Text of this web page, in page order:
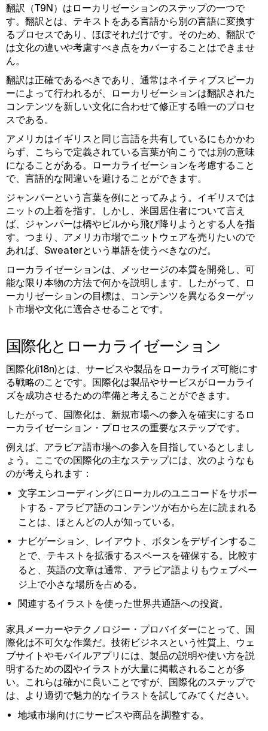
翻訳（T9N）はローカリゼーションのステップの一つで
す。翻訳とは、テキストをある言語から別の言語に変換す
るプロセスであり、ほぼそれだけです。そのため、翻訳で
は文化の違いや考慮すべき点をカバーすることはできませ
ん。
翻訳は正確であるべきであり、通常はネイティブスピーカ
ーによって行われるが、ローカリゼーションは翻訳された
コンテンツを新しい文化に合わせて修正する唯一のプロセ
スである。
アメリカはイギリスと同じ言語を共有しているにもかかわ
らず、こちらで定義されている言葉が向こうでは別の意味
になることがある。ローカライゼーションを考慮すること
で、言語的な間違いを避けることができます。
ジャンパーという言葉を例にとってみよう。イギリスでは
ニットの上着を指す。しかし、米国居住者について言え
ば、ジャンパーは橋やビルから飛び降りようとする人を指
す。つまり、アメリカ市場でニットウェアを売りたいので
あれば、Sweaterという単語を使うべきなのだ。
ローカライゼーションは、メッセージの本質を開発し、可
能な限り本物の方法で何かを説明します。したがって、ロ
ーカリゼーションの目標は、コンテンツを異なるターゲッ
ト市場や文化に適合させることです。
国際化とローカライゼーション
国際化(i18n)とは、サービスや製品をローカライズ可能にす
る戦略のことです。国際化は製品やサービスがローカライ
ズを成功させるための準備と考えることができます。
したがって、国際化は、新規市場への参入を確実にするロ
ーカライゼーション・プロセスの重要なステップです。
例えば、アラビア語市場への参入を目指しているとしまし
ょう。ここでの国際化の主なステップには、次のようなも
のが考えられます：
文字エンコーディングにローカルのユニコードをサポー
トする - アラビア語のコンテンツが右から左に読まれる
ことは、ほとんどの人が知っている。
ナビゲーション、レイアウト、ボタンをデザインするこ
とで、テキストを拡張するスペースを確保する。比較す
ると、英語の文章は通常、アラビア語よりもウェブペー
ジ上で小さな場所を占める。
関連するイラストを使った世界共通語への投資。
家具メーカーやテクノロジー・プロバイダーにとって、国
際化は不可欠な作業だ。技術ビジネスという性質上、ウェ
ブサイトやモバイルアプリには、製品の説明や使い方を説
明するための図やイラストが大量に掲載されることが多
い。これらは確かに良いことですが、国際化のステップで
は、より適切で魅力的なイラストを試してみてください。
地域市場向けにサービスや商品を調整する。